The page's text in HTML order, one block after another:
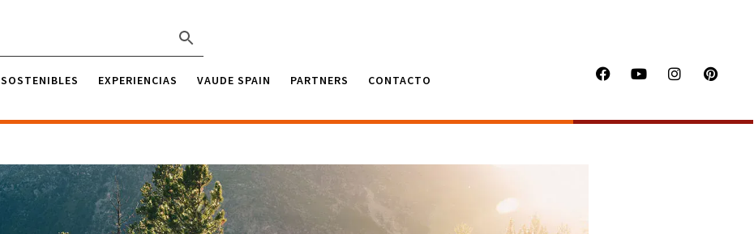
SOSTENIBLES EXPERIENCIAS VAUDE SPAIN PARTNERS CONTACTO